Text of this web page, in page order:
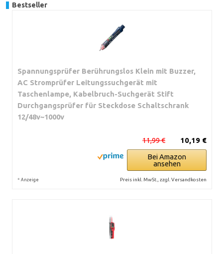
Bestseller
Spannungsprüfer Berührungslos Klein mit Buzzer,
AC Stromprüfer Leitungssuchgerät mit
Taschenlampe, Kabelbruch-Suchgerät Stift
Durchgangsprüfer für Steckdose Schaltschrank
12/48v~1000v
10,19 €
11,99 €
Bei Amazon
ansehen
* Anzeige Preis inkl. MwSt., zzgl. Versandkosten